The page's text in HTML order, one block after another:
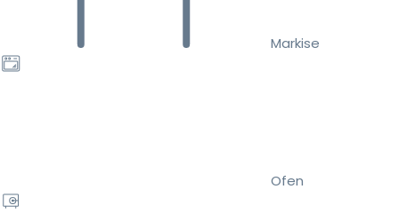
Markise
Ofen